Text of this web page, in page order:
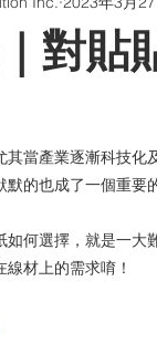
貼片 防偽油墨
對貼
當產業逐漸科技化
的也成了一個重要
何選擇，就是一
材上的需求唷！